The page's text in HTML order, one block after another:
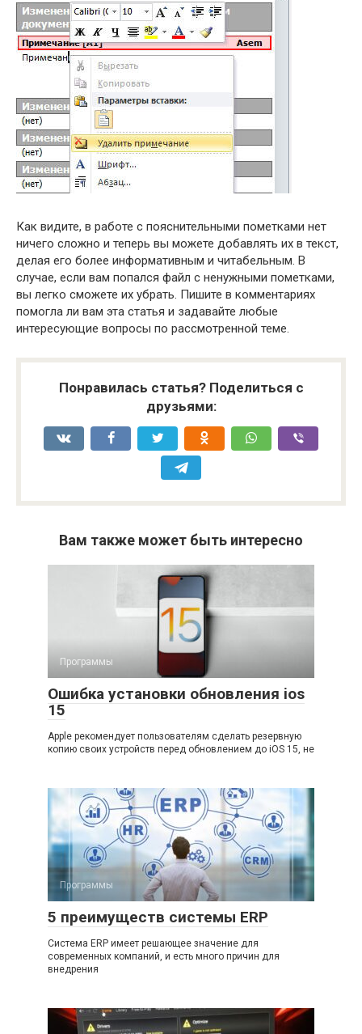
Как видите, в работе с пояснительными пометками нет
ничего сложно и теперь вы можете добавлять их в текст,
делая его более информативным и читабельным. В
случае, если вам попался файл с ненужными пометками,
вы легко сможете их убрать. Пишите в комментариях
помогла ли вам эта статья и задавайте любые
интересующие вопросы по рассмотренной теме.
Понравилась статья? Поделиться с
друзьями:
Вам также может быть интересно
Программы
Ошибка установки обновления ios
15
Apple рекомендует пользователям сделать резервную
копию своих устройств перед обновлением до iOS 15, не
Программы
5 преимуществ системы ERP
Система ERP имеет решающее значение для
современных компаний, и есть много причин для
внедрения